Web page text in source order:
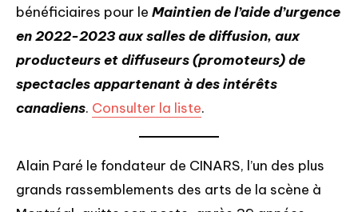
bénéficiaires pour le Maintien de l’aide d’urgence
en 2022-2023 aux salles de diffusion, aux
producteurs et diffuseurs (promoteurs) de
spectacles appartenant à des intérêts
canadiens. Consulter la liste.
Alain Paré le fondateur de CINARS, l’un des plus
grands rassemblements des arts de la scène à